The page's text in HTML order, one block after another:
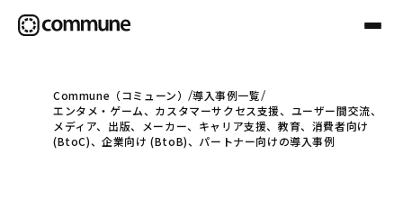
Communeについて
Commune（コミューン）
導入事例一覧
エンタメ・ゲーム、カスタマーサクセス支援、ユーザー間交流、
メディア、出版、メーカー、キャリア支援、教育、消費者向け
(BtoC)、企業向け (BtoB)、パートナー向けの導入事例